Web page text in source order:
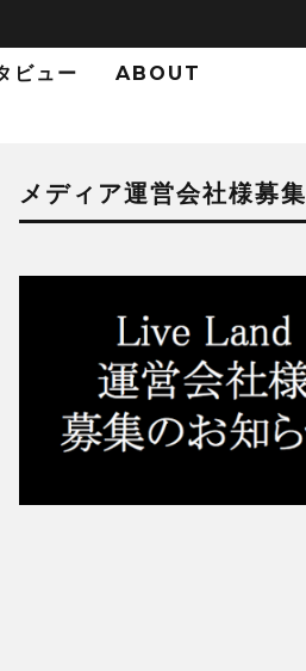
ビュー ABOUT
メディア運営会社様募集